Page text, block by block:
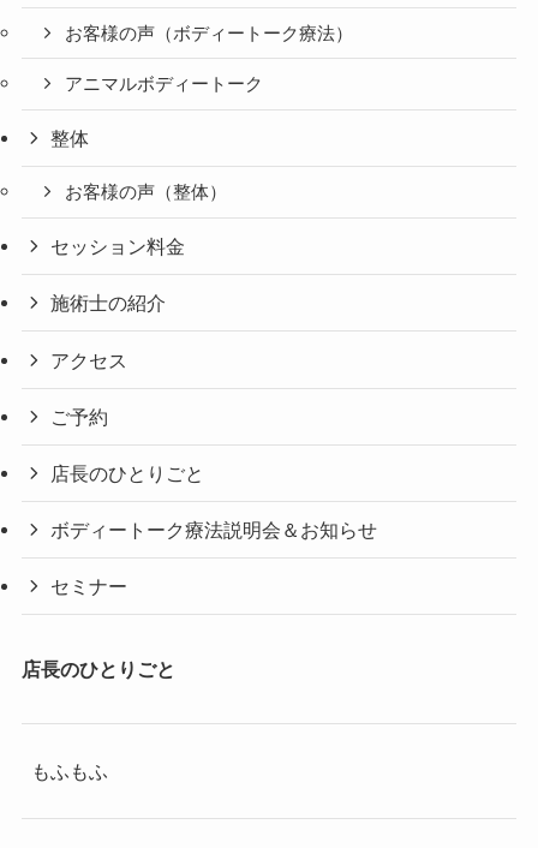
お客様の声（ボディートーク療法）
アニマルボディートーク
整体
お客様の声（整体）
セッション料金
施術士の紹介
アクセス
ご予約
店長のひとりごと
ボディートーク療法説明会＆お知らせ
セミナー
店長のひとりごと
もふもふ